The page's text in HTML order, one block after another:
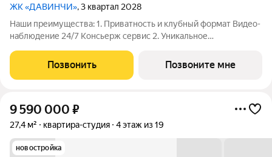
ЖК «ДАВИНЧИ», 3 квартал 2028
Наши преимущества: 1. Приватность и клубный формат Видео-
наблюдение 24/7 Консьерж сервис 2. Уникальное
этаже Библиотека Спортивная зона Детский уголок 3.
Комфортный паркинг Закрытый паркинг на 1
Позвонить Позвоните мне
9 590 000 ₽
27,4 м² квартира-студия 4 этаж из 19
новостройка